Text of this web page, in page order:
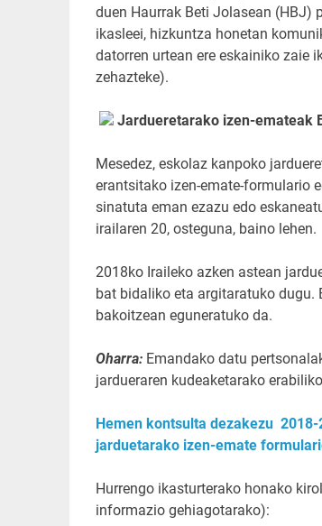
duen Haurrak Beti Jolasean (HBJ)
ikasleei, hizkuntza honetan
datorren urtean ere eskainiko zaie
zehazteke).
Jardueretarako izen-emateak
Mesedez, eskolaz kanpoko
erantsitako izen-emate-formulario
sinatuta eman ezazu edo
irailaren 20, osteguna, baino lehen.
2018ko Iraileko azken astean
bat bidaliko eta argitaratuko dugu.
bakoitzean eguneratuko da.
Oharra:Emandako datu
jardueraren kudeaketarako
Hemen kontsulta dezakezu
jarduetarako izen-emate
Hurrengo ikasturterako honako
informazio gehiagotarako):